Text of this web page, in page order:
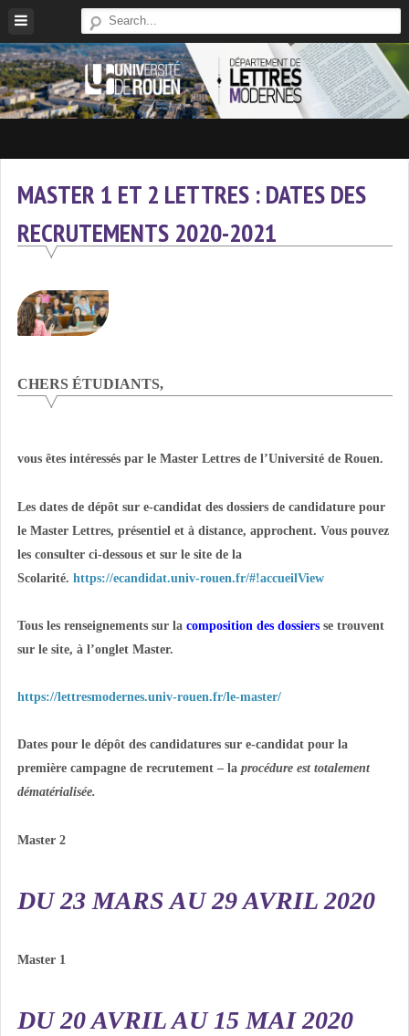
content
MASTER 1 ET 2 LETTRES : DATES DES
RECRUTEMENTS 2020-2021
CHERS ÉTUDIANTS,
vous êtes intéressés par le Master Lettres de l’Université de Rouen.
Les dates de dépôt sur e-candidat des dossiers de candidature pour
le Master Lettres, présentiel et à distance, approchent. Vous pouvez
les consulter ci-dessous et sur le site de la
Scolarité. https://ecandidat.univ-rouen.fr/#!accueilView
Tous les renseignements sur la composition des dossiersse trouvent
sur le site, à l’onglet Master.
https://lettresmodernes.univ-rouen.fr/le-master/
Dates pour le dépôt des candidatures sur e-candidat pour la
première campagne de recrutement – la procédure est totalement
dématérialisée.
Master 2
DU 23 MARS AU 29 AVRIL 2020
Master 1
DU 20 AVRIL AU 15 MAI 2020